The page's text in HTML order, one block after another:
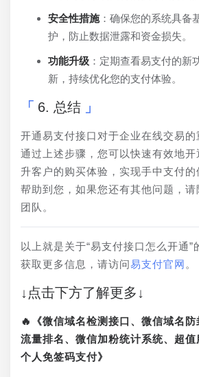
安全性措施：确保您的系统具备
护，防止数据泄露和资金损失。
功能升级 ：定期查看易支付的新
新，持续优化您的支付体验。
6. 总结
开通易支付接口对于企业在线交易的
通过上述步骤，您可以快速有效地
升客户的购买体验，实现手中支付
帮助到您，如果您还有其他问题，
团队。
以上就是关于“易支付接口怎么开通”
获取更多信息，请访问易支付官网 。
↓点击下方了解更多↓
🔥《微信域名检测接口、微信域名
流量排名、微信加粉统计系统、超值
个人免签码支付》